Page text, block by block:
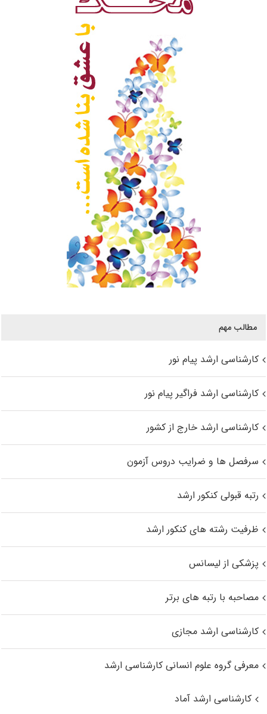
مطالب مهم
کارشناسی ارشد پیام نور
کارشناسی ارشد فراگیر پیام نور
کارشناسی ارشد خارج از کشور
سرفصل ها و ضرایب دروس آزمون
رتبه قبولی کنکور ارشد
ظرفیت رشته های کنکور ارشد
پزشکی از لیسانس
مصاحبه با رتبه های برتر
کارشناسی ارشد مجازی
معرفی گروه علوم انسانی کارشناسی ارشد
کارشناسی ارشد آماد